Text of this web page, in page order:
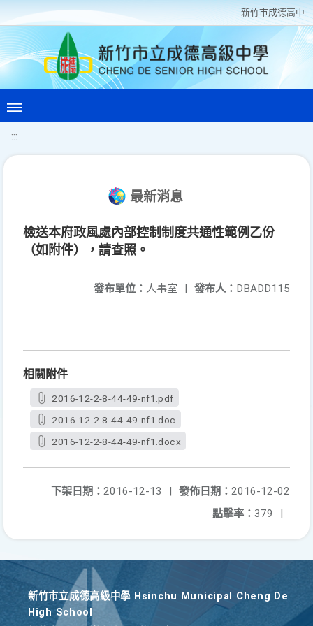
新竹巿成德高中
:::
最新消息
檢送本府政風處內部控制制度共通性範例乙份
（如附件），請查照。
發布人： DBADD115
發布單位： 人事室 |
相關附件
2016-12-2-8-44-49-nf1.pdf
2016-12-2-8-44-49-nf1.doc
2016-12-2-8-44-49-nf1.docx
發佈日期： 2016-12-02
下架日期： 2016-12-13
|
點擊率： 379 |
新竹巿立成德高級中學 Hsinchu Municipal Cheng De
High School